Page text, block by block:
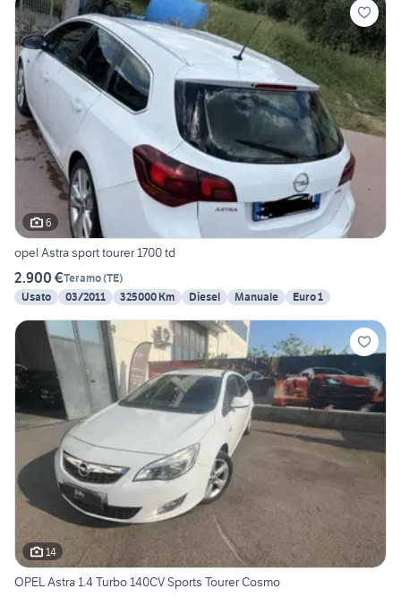
6
opel Astra sport tourer 1700 td
2.900 €Teramo(TE)
Usato
03/2011 325000 Km Diesel Manuale Euro 1
14
OPEL Astra 1.4 Turbo 140CV Sports Tourer Cosmo